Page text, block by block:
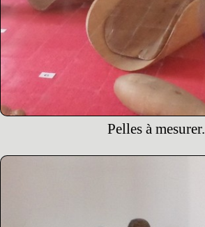
Pelles à mesurer.